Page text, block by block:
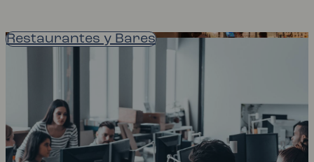
Restaurantes y Bares